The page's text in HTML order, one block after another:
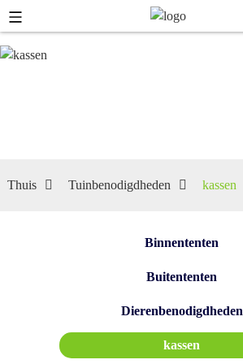
Thuis Tuinbenodigdheden kassen
Binnententen
Buitententen
Dierenbenodigdheden
kassen